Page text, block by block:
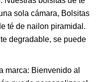
sola cámara, Bolsitas
té de nailon piramidal.
degradable, se puede
marca: Bienvenido al